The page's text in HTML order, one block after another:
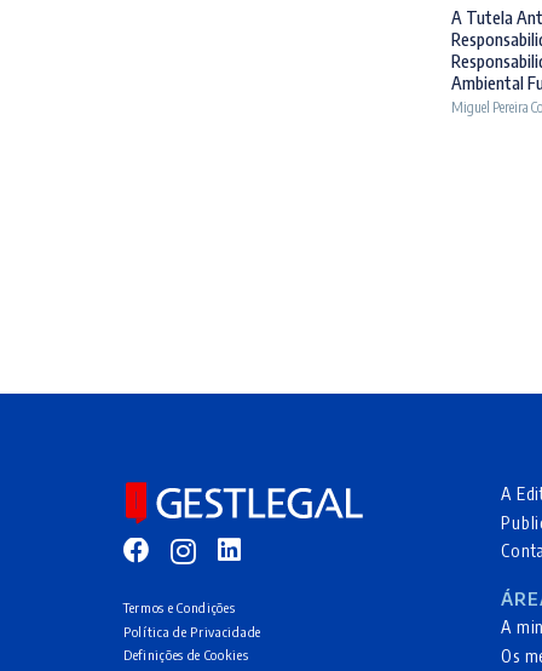
era:
A Tutela
Ambiental
Miguel Pereira
Termos e Condições
Política de Privacidade
Definições de Cookies
A
A
Os